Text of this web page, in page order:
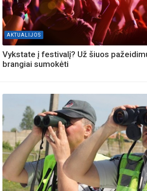
AKTUALIJOS
Vykstate į festivalį? Už šiuos
brangiai sumokėti